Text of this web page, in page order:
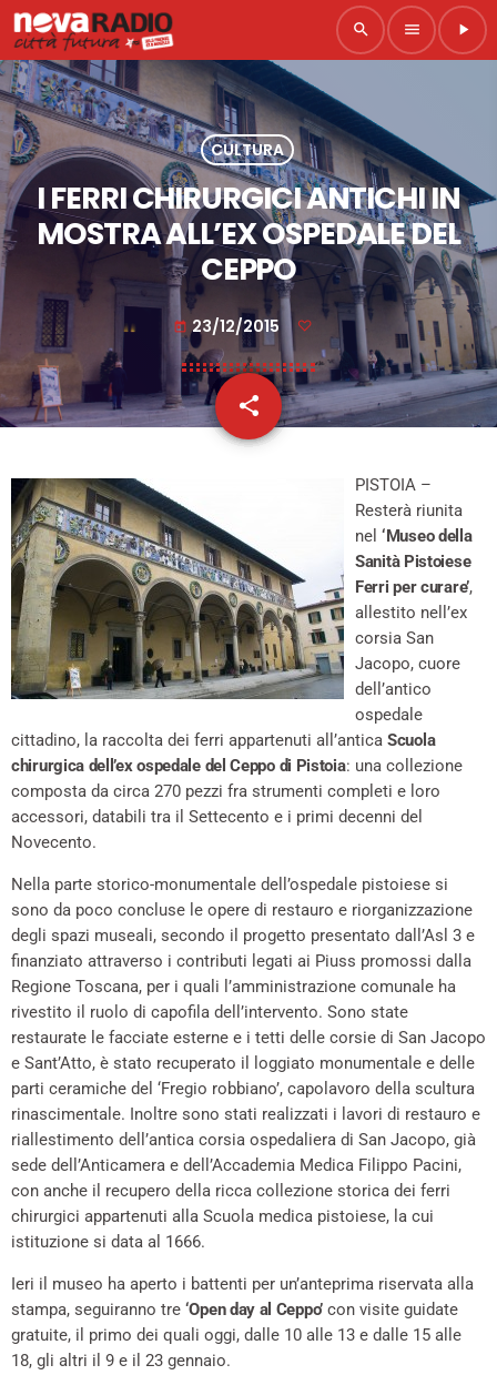
search menu play_arrow
CULTURA
I FERRI CHIRURGICI ANTICHI IN
MOSTRA ALL’EX OSPEDALE DEL
CEPPO
today 23/12/2015
share
email
PISTOIA –
Resterà riunita
nel ‘Museo della
Sanità Pistoiese
Ferri per curare’,
allestito nell’ex
corsia San
Jacopo, cuore
dell’antico
ospedale
cittadino, la raccolta dei ferri appartenuti all’antica Scuola
chirurgica dell’ex ospedale del Ceppo di Pistoia: una collezione
composta da circa 270 pezzi fra strumenti completi e loro
accessori, databili tra il Settecento e i primi decenni del
Novecento.
Nella parte storico-monumentale dell’ospedale pistoiese si
sono da poco concluse le opere di restauro e riorganizzazione
degli spazi museali, secondo il progetto presentato dall’Asl 3 e
finanziato attraverso i contributi legati ai Piuss promossi dalla
Regione Toscana, per i quali l’amministrazione comunale ha
rivestito il ruolo di capofila dell’intervento. Sono state
restaurate le facciate esterne e i tetti delle corsie di San Jacopo
e Sant’Atto, è stato recuperato il loggiato monumentale e delle
parti ceramiche del ‘Fregio robbiano’, capolavoro della scultura
rinascimentale. Inoltre sono stati realizzati i lavori di restauro e
riallestimento dell’antica corsia ospedaliera di San Jacopo, già
sede dell’Anticamera e dell’Accademia Medica Filippo Pacini,
con anche il recupero della ricca collezione storica dei ferri
chirurgici appartenuti alla Scuola medica pistoiese, la cui
istituzione si data al 1666.
Ieri il museo ha aperto i battenti per un’anteprima riservata alla
stampa, seguiranno tre ‘Open day al Ceppo’ con visite guidate
gratuite, il primo dei quali oggi, dalle 10 alle 13 e dalle 15 alle
18, gli altri il 9 e il 23 gennaio.